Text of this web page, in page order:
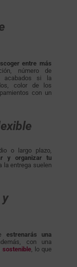
entre más
número de
acabados si la
color de los
con un
o largo plazo,
y organizar tu
la entrega suelen
estrenarás una
con una
sostenible, lo que